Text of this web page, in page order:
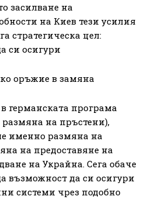
засилване на
на Киев тези усилия
стратегическа цел:
си осигури
оръжие в замяна
германската програма
на пръстени),
именно размяна на
на предоставяне на
на Украйна. Сега обаче
възможност да си осигури
системи чрез подобно